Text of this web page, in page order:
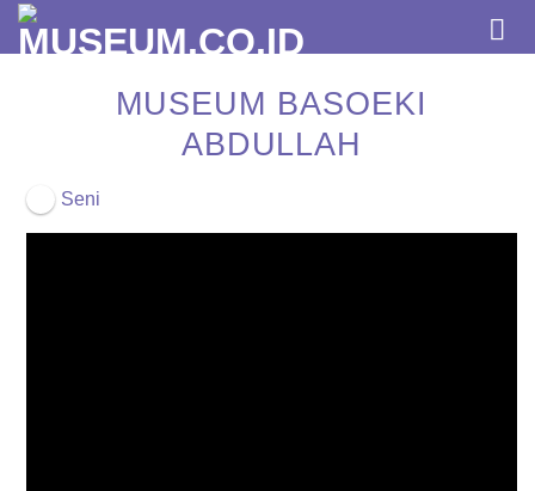
Skip
MUSEUM BASOEKI
ABDULLAH
Seni